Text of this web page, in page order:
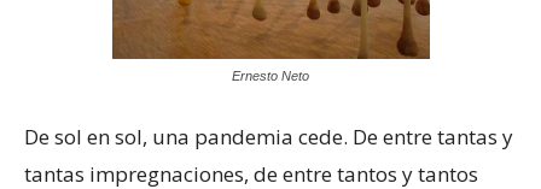
Ernesto Neto
De sol en sol, una pandemia cede. De entre tantas y
tantas impregnaciones, de entre tantos y tantos